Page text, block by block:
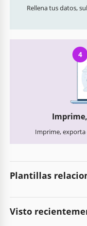
Rellena tus datos,
4
Imprime, exporta
Plantillas
Visto